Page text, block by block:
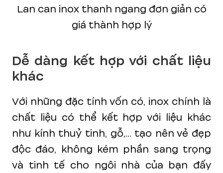
Lan can inox thanh ngang đơn giản có
giá thành hợp lý
Dễ dàng kết hợp với chất liệu
khác
Với những đặc tính vốn có, inox chính là
chất liệu có thể kết hợp với liệu khác
như kính thuỷ tinh, gỗ,... tạo nên vẻ đẹp
độc đáo, không kém phần sang trọng
và tinh tế cho ngôi nhà của bạn đấy